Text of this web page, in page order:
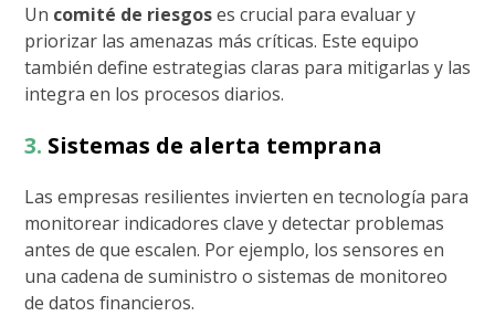
Un comité de riesgoses crucial para evaluar y
priorizar las amenazas más críticas. Este equipo
también define estrategias claras para mitigarlas y las
integra en los procesos diarios.
3. Sistemas de alerta temprana
Las empresas resilientes invierten en tecnología para
monitorear indicadores clave y detectar problemas
antes de que escalen. Por ejemplo, los sensores en
una cadena de suministro o sistemas de monitoreo
de datos financieros.